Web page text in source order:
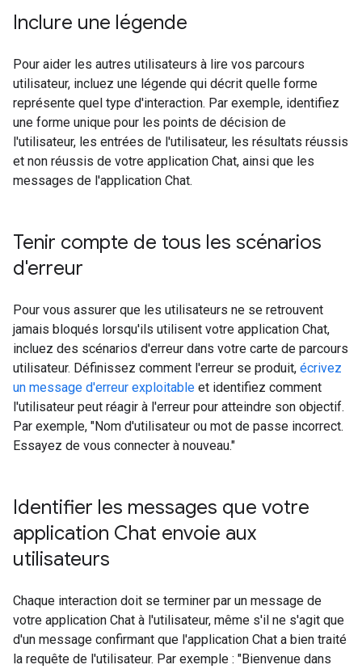
Inclure une légende
Pour aider les autres utilisateurs à lire vos parcours
utilisateur, incluez une légende qui décrit quelle forme
représente quel type d'interaction. Par exemple, identifiez
une forme unique pour les points de décision de
l'utilisateur, les entrées de l'utilisateur, les résultats réussis
et non réussis de votre application Chat, ainsi que les
messages de l'application Chat.
Tenir compte de tous les scénarios
d'erreur
Pour vous assurer que les utilisateurs ne se retrouvent
jamais bloqués lorsqu'ils utilisent votre application Chat,
incluez des scénarios d'erreur dans votre carte de parcours
utilisateur. Définissez comment l'erreur se produit, écrivez
un message d'erreur exploitable et identifiez comment
l'utilisateur peut réagir à l'erreur pour atteindre son objectif.
Par exemple, "Nom d'utilisateur ou mot de passe incorrect.
Essayez de vous connecter à nouveau."
Identifier les messages que votre
application Chat envoie aux
utilisateurs
Chaque interaction doit se terminer par un message de
votre application Chat à l'utilisateur, même s'il ne s'agit que
d'un message confirmant que l'application Chat a bien traité
la requête de l'utilisateur. Par exemple : "Bienvenue dans